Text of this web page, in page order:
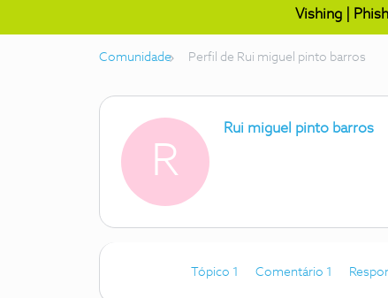
Vishing |
Comunidade Perfil de Rui miguel pinto barros
R
Rui miguel pinto barros
Tópico 1 Comentário 1